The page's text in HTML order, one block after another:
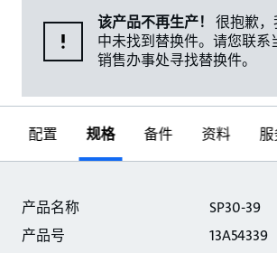
该产品不再生产！
很抱歉
中未找到替换件。请您联系
销售办事处寻找替换件。
配置 规格 备件 资料
产品名称
SP30-39
产品号
13A54339